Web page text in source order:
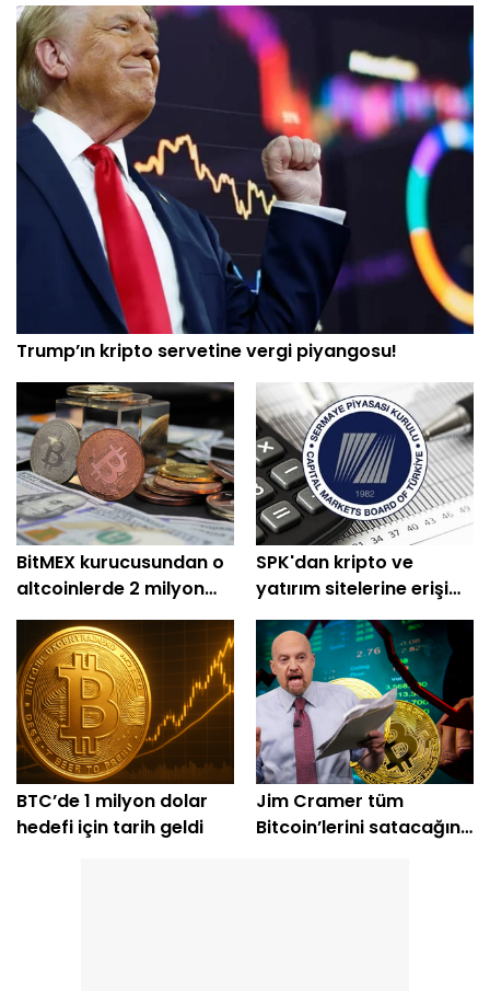
Trump’ın kripto servetine vergi piyangosu!
BitMEX kurucusundan o
altcoinlerde 2 milyon
dolarlık alım
SPK'dan kripto ve
yatırım sitelerine erişim
engeli
BTC’de 1 milyon dolar
hedefi için tarih geldi
Jim Cramer tüm
Bitcoin’lerini satacağını